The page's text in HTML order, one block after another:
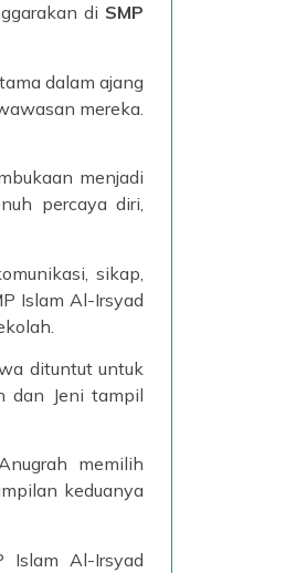
di SMP
dalam ajang
mereka.
menjadi
percaya diri,
sikap,
Islam Al-Irsyad
dituntut untuk
dan Jeni tampil
memilih
keduanya
Islam Al-Irsyad